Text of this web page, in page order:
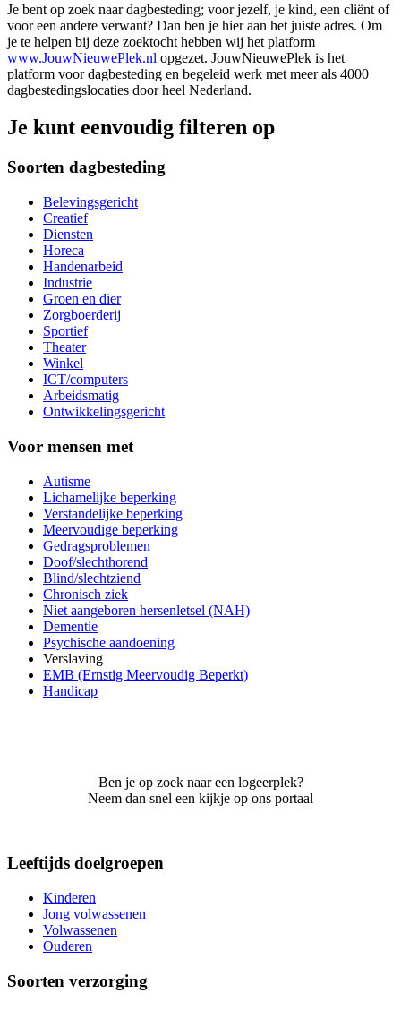
Je bent op zoek naar dagbesteding; voor jezelf, je kind, een cliënt of
voor een andere verwant? Dan ben je hier aan het juiste adres. Om
je te helpen bij deze zoektocht hebben wij het platform
www.JouwNieuwePlek.nl opgezet. JouwNieuwePlek is het
platform voor dagbesteding en begeleid werk met meer als 4000
dagbestedingslocaties door heel Nederland.
Je kunt eenvoudig filteren op
Soorten dagbesteding
Belevingsgericht
Creatief
Diensten
Horeca
Handenarbeid
Industrie
Groen en dier
Zorgboerderij
Sportief
Theater
Winkel
ICT/computers
Arbeidsmatig
Ontwikkelingsgericht
Voor mensen met
Autisme
Lichamelijke beperking
Verstandelijke beperking
Meervoudige beperking
Gedragsproblemen
Doof/slechthorend
Blind/slechtziend
Chronisch ziek
Niet aangeboren hersenletsel (NAH)
Dementie
Psychische aandoening
Verslaving
EMB (Ernstig Meervoudig Beperkt)
Handicap
Ben je op zoek naar een logeerplek?
Neem dan snel een kijkje op ons portaal
Leeftijds doelgroepen
Kinderen
Jong volwassenen
Volwassenen
Ouderen
Soorten verzorging